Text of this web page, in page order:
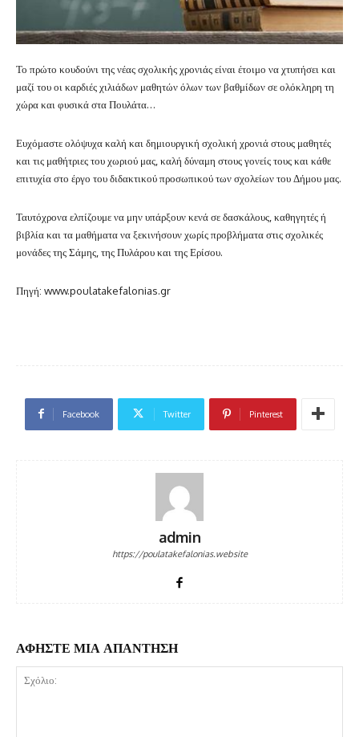
Το πρώτο κουδούνι της νέας σχολικής χρονιάς είναι έτοιμο να χτυπήσει και
μαζί του οι καρδιές χιλιάδων μαθητών όλων των βαθμίδων σε ολόκληρη τη
χώρα και φυσικά στα Πουλάτα…
Ευχόμαστε ολόψυχα καλή και δημιουργική σχολική χρονιά στους μαθητές
και τις μαθήτριες του χωριού μας, καλή δύναμη στους γονείς τους και κάθε
επιτυχία στο έργο του διδακτικού προσωπικού των σχολείων του Δήμου μας.
Ταυτόχρονα ελπίζουμε να μην υπάρξουν κενά σε δασκάλους, καθηγητές ή
βιβλία και τα μαθήματα να ξεκινήσουν χωρίς προβλήματα στις σχολικές
μονάδες της Σάμης, της Πυλάρου και της Ερίσου.
Πηγή: www.poulatakefalonias.gr
Facebook Twitter Pinterest
admin
https://poulatakefalonias.website
ΑΦΗΣΤΕ ΜΙΑ ΑΠΑΝΤΗΣΗ